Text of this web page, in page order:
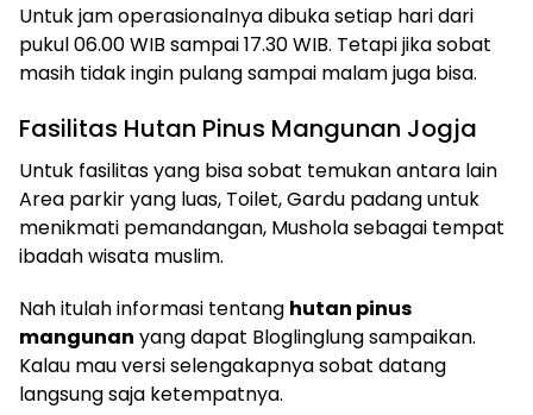
Untuk jam operasionalnya dibuka setiap hari dari
pukul 06.00 WIB sampai 17.30 WIB. Tetapi jika sobat
masih tidak ingin pulang sampai malam juga bisa.
Fasilitas Hutan Pinus Mangunan Jogja
Untuk fasilitas yang bisa sobat temukan antara lain
Area parkir yang luas, Toilet, Gardu padang untuk
menikmati pemandangan, Mushola sebagai tempat
ibadah wisata muslim.
Nah itulah informasi tentang hutan pinus
mangunan yang dapat Bloglinglung sampaikan.
Kalau mau versi selengakapnya sobat datang
langsung saja ketempatnya.